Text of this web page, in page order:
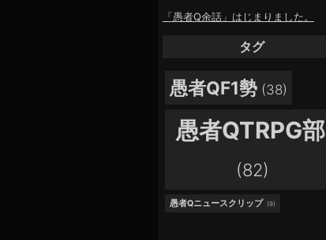
「愚者Q余話」はじまりました。
タグ
愚者QF1勢 (38)
愚者QTRPG部
(82)
愚者Qニュースクリップ (9)